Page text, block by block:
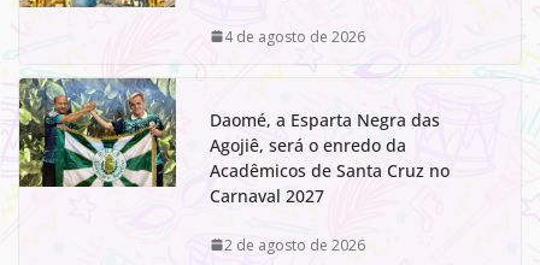
4 de agosto de 2026
Daomé, a Esparta Negra das
Agojiê, será o enredo da
Acadêmicos de Santa Cruz no
Carnaval 2027
2 de agosto de 2026